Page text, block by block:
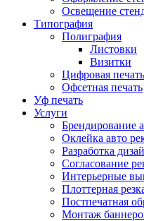
Освещение
Типография
Полиграфия
Листовки
Визитки
Цифровая печать
Офсетная печать
Уф печать
Услуги
Брендирование
Оклейка авто
Разработка
Согласование
Интерьерные
Плоттерная
Постпечатная
Монтаж